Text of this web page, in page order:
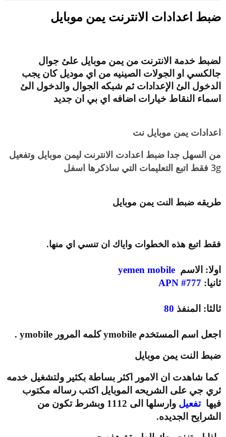
ضبط اعدادات الانترنت يمن موبايل
لضبط خدمة الانترنت من يمن موبايل علئ جوال
جالكسي او الجولات الصينيه من اي موديل كان يجب
الدخول الئ الإعدادات ثم شبكه الجوال والدخول الئ
اسماء النقاط خيارات اضافه اي بي ان جديد
اعدادات يمن موبايل نت
من السهل جدا ضبط اعدادت الانترنت ليمن موبايل وتفعيل
3g فقط اتبع التعليمات التي ساذكرها اسفل
طريقه ضبط النت يمن موبايل
فقط اتبع هذه الخطوات واياك ان تنسي اي منها.
اولا: الاسم
ثانيا:
ثالثا: المنفذ 80
اجعل اسم المستخدم ymobile كلمه المرور ymobile .
ضبط النت يمن موبايل
كما شاهدت ان الامور اكثر بساطة بكثير ولتشغيل خدمه
ثري جي على الشريحه الموبايل اكتب رساله مكتوب
فيهاتفعيل
وارسلها الى 1112 وبشرط تكون من
الشرايح الجديده.